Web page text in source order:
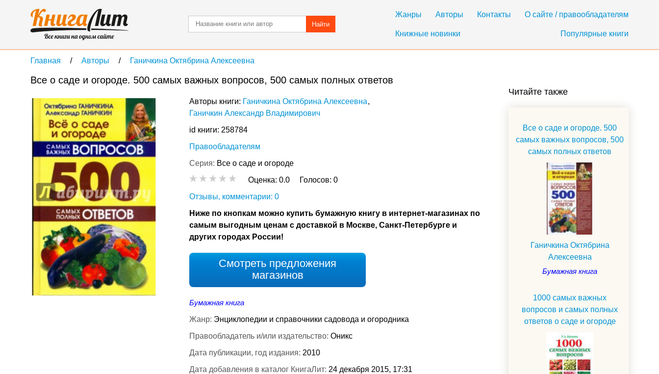
Жанры Авторы Контакты О сайте / правообладателям
Книжные новинки Популярные книги
Найти
Главная Авторы Ганичкина Октябрина Алексеевна
Все о саде и огороде. 500 самых важных вопросов, 500 самых полных ответов
Авторы книги: Ганичкина Октябрина Алексеевна
Ганичкин Александр Владимирович
id книги: 258784
Правообладателям
Серия: Все о саде и огороде
Оценка: 0.0 Голосов: 0
Отзывы, комментарии: 0
Ниже по кнопкам можно купить бумажную книгу в интернет-магазинах по
самым выгодным ценам с доставкой в Москве, Санкт-Петербурге и
других городах России!
Смотреть предложения
магазинов
Бумажная книга
Жанр: Энциклопедии и справочники садовода и огородника
Правообладатель и/или издательство: Оникс
Дата публикации, год издания: 2010
Дата добавления в каталог КнигаЛит: 24 декабря 2015, 17:31
Читайте также
Все о саде и огороде. 500
самых важных вопросов, 500
самых полных ответов
Ганичкина Октябрина
Алексеевна
Бумажная книга
1000 самых важных
вопросов и самых полных
ответов о саде и огороде